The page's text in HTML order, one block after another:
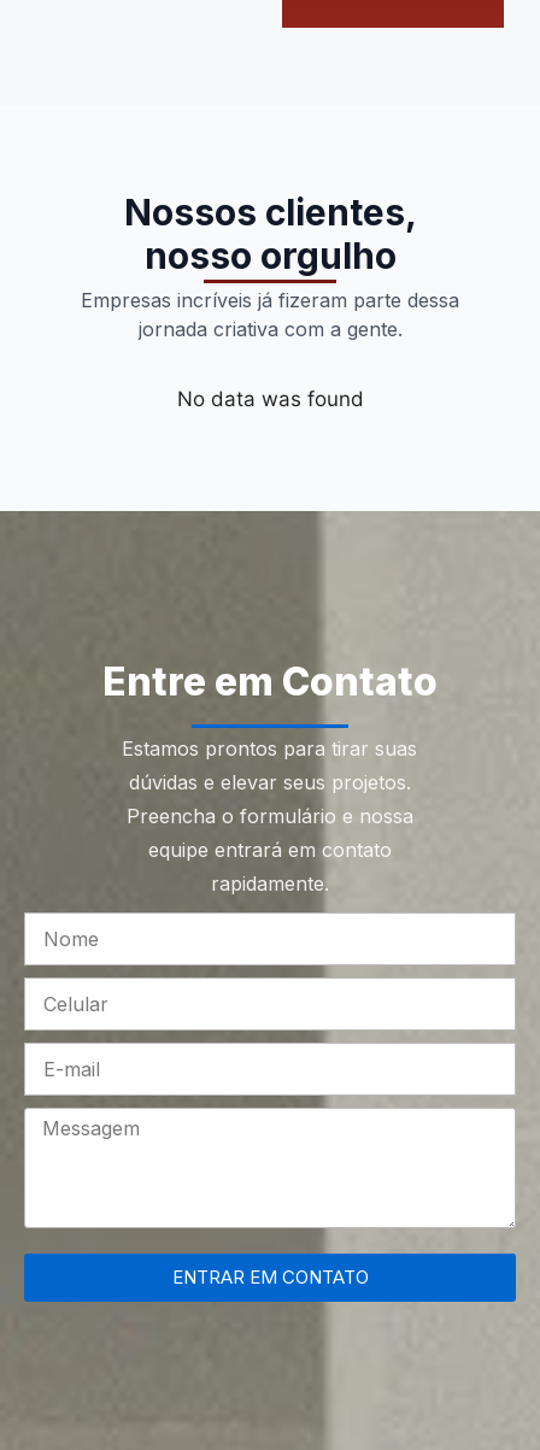
Nossos clientes,
nosso orgulho
Empresas incríveis já fizeram parte dessa
jornada criativa com a gente.
No data was found
Entre em Contato
Estamos prontos para tirar suas
dúvidas e elevar seus projetos.
Preencha o formulário e nossa
equipe entrará em contato
rapidamente.
ENTRAR EM CONTATO